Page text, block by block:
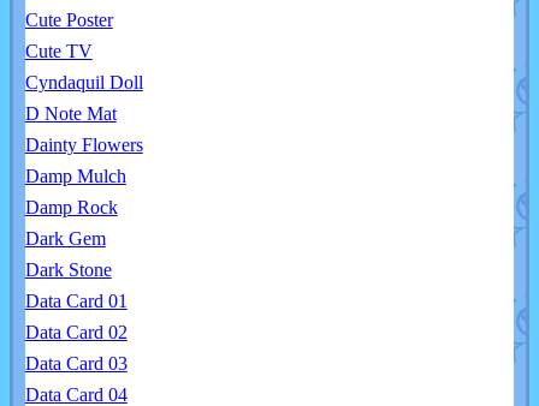
Cute Poster
Cute TV
Cyndaquil Doll
D Note Mat
Dainty Flowers
Damp Mulch
Damp Rock
Dark Gem
Dark Stone
Data Card 01
Data Card 02
Data Card 03
Data Card 04